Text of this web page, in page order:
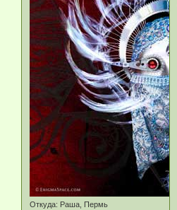
Откуда: Раша, Пермь